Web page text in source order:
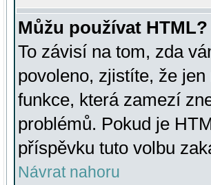
Můžu používat HTML?
To závisí na tom, zda
povoleno, zjistíte, že
funkce, která zamezí
problémů. Pokud je
příspěvku tuto volbu
Návrat nahoru